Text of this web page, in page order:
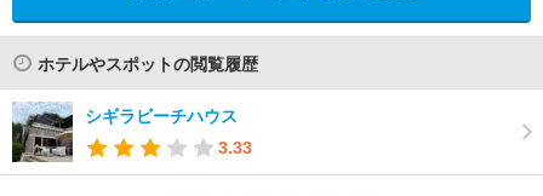
ホテルやスポットの閲覧履歴
シギラビーチハウス
3.33